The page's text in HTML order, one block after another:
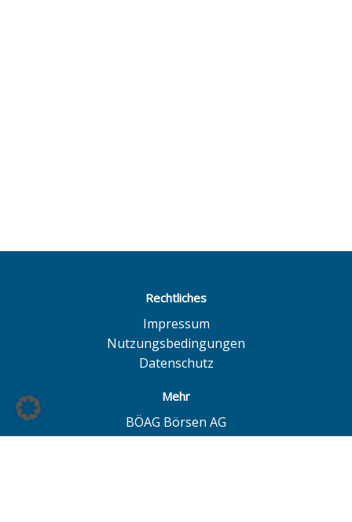
Rechtliches
Impressum
Nutzungsbedingungen
Datenschutz
Mehr
BÖAG Börsen AG
Börse Hamburg